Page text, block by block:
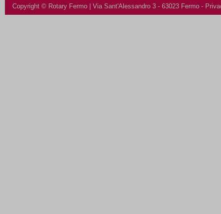
Copyright © Rotary Fermo | Via Sant'Alessandro 3 - 63023 Fermo -